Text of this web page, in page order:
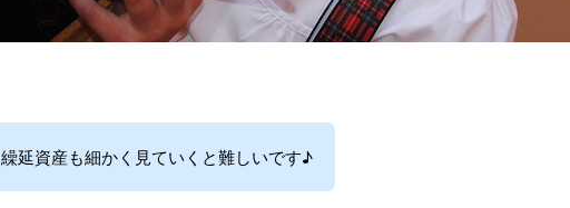
繰延資産も細かく見ていくと難しいです♪